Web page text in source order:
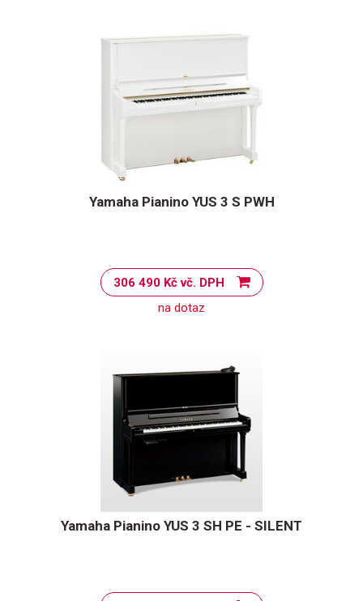
Yamaha Pianino YUS 3 S PWH
306 490 Kč vč. DPH
na dotaz
Yamaha Pianino YUS 3 SH PE - SILENT